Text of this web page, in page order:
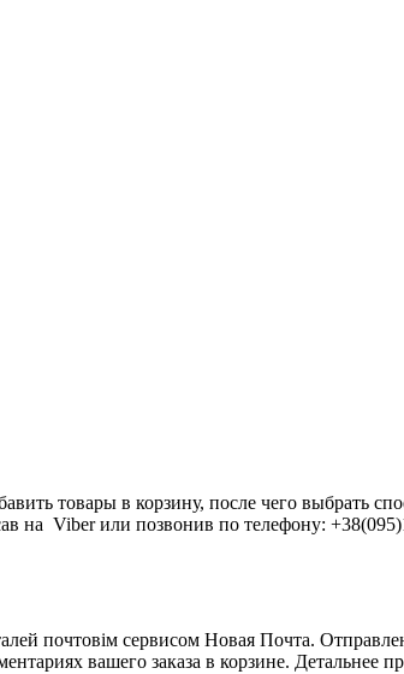
товары в корзину, после чего выбрать
на Viber или позвонив по телефону:
почтовім сервисом Новая Почта.
вашего заказа в корзине. Детальнее